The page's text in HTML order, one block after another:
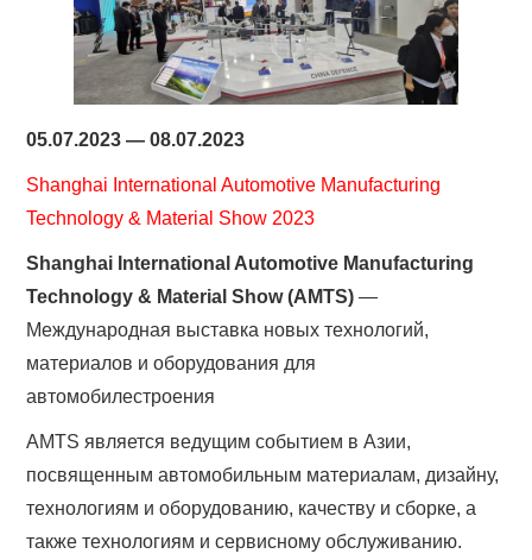
05.07.2023 — 08.07.2023
Shanghai International Automotive Manufacturing
Technology & Material Show 2023
Shanghai International Automotive Manufacturing
Technology & Material Show (AMTS) —
Международная выставка новых технологий,
материалов и оборудования для
автомобилестроения
AMTS является ведущим событием в Азии,
посвященным автомобильным материалам, дизайну,
технологиям и оборудованию, качеству и сборке, а
также технологиям и сервисному обслуживанию.